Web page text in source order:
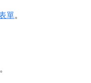
單。